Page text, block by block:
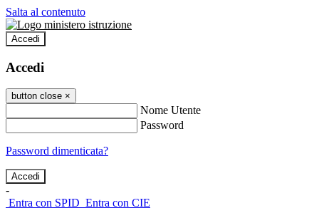
Salta al contenuto
Accedi
Accedi
button close ×
Nome Utente
Password
Password dimenticata?
-
Entra con SPID Entra con CIE